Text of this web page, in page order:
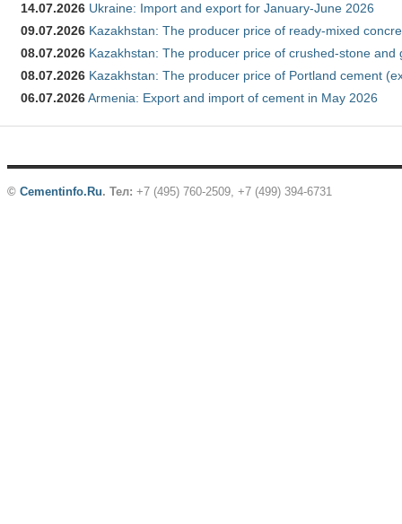
14.07.2026 Ukraine: Import and export for January-June 2026
09.07.2026 Kazakhstan: The producer price of ready-mixed
08.07.2026 Kazakhstan: The producer price of crushed-stone and
08.07.2026 Kazakhstan: The producer price of Portland cement
06.07.2026Armenia: Export and import of cement in May 2026
© Cementinfo.Ru. Тел: +7 (495) 760-2509, +7 (499) 394-6731